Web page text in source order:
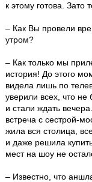
к этому готова. Зато
– Как Вы провели
утром?
– Как только мы
история! До этого
видела лишь по
уверили всех, что не
и стали ждать
встреча с сестрой-
жила вся столица,
и даже решила
мест на шоу не
– Известно, что